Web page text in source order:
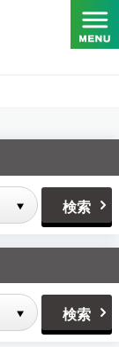
資する総合人材サービス
転職と就職を支援する求人